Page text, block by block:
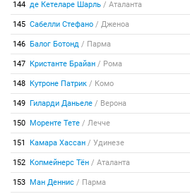
144 де Кетеларе Шарль / Аталанта
145 Сабелли Стефано / Дженоа
146 Балог Ботонд / Парма
147 Кристанте Брайан / Рома
148 Кутроне Патрик / Комо
149 Гиларди Даньеле / Верона
150 Моренте Тете / Лечче
151 Камара Хассан / Удинезе
152 Копмейнерс Тён / Аталанта
153 Ман Деннис / Парма